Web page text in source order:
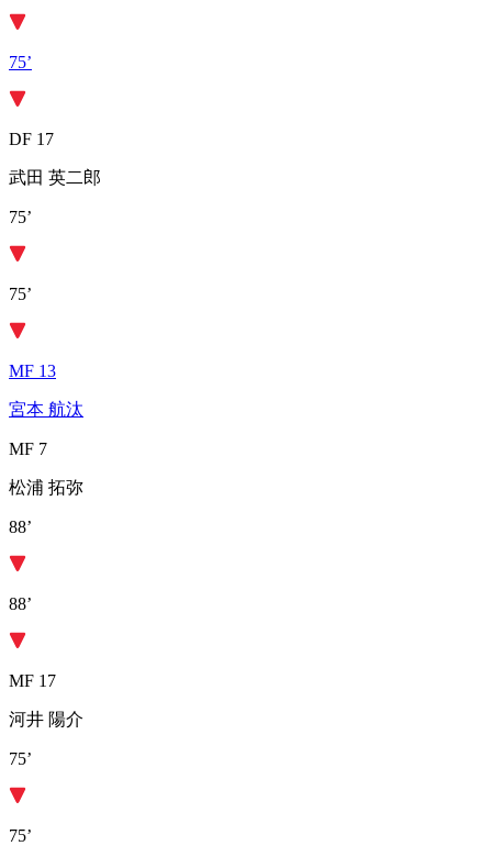
75’
DF 17
武田 英二郎
75’
75’
MF 13
宮本 航汰
MF 7
松浦 拓弥
88’
88’
MF 17
河井 陽介
75’
75’